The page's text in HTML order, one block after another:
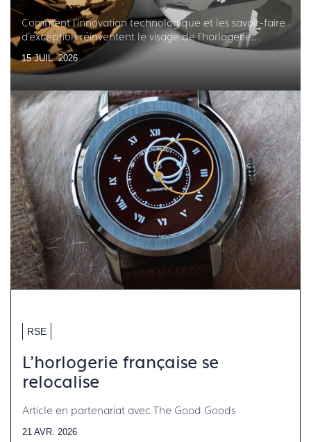
Comment l'innovation technologique et les savoir-faire
d'exception réinventent le visage de l'horlogerie
française
15 JUIL. 2026
RSE
L'horlogerie française se
relocalise
Article en partenariat avec The Good Goods
21 AVR. 2026